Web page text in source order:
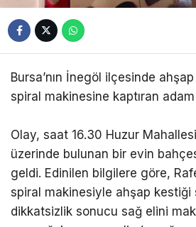
Bursa’nın İnegöl ilçesinde
spiral makinesine kaptıran adam
Olay, saat 16.30 Huzur
üzerinde bulunan bir evin
geldi. Edinilen bilgilere göre,
spiral makinesiyle ahşap kestiği
dikkatsizlik sonucu sağ elini